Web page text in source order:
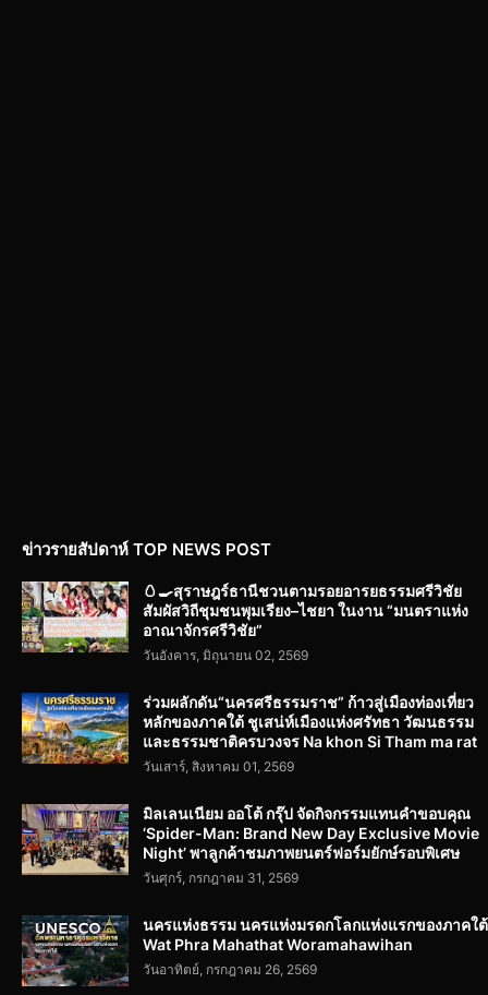
ข่าวรายสัปดาห์ TOP NEWS POST
🥚🍳สุราษฎร์ธานีชวนตามรอยอารยธรรมศรีวิชัย
สัมผัสวิถีชุมชนพุมเรียง–ไชยา ในงาน “มนตราแห่ง
อาณาจักรศรีวิชัย”
วันอังคาร, มิถุนายน 02, 2569
ร่วมผลักดัน“นครศรีธรรมราช” ก้าวสู่เมืองท่องเที่ยว
หลักของภาคใต้ ชูเสน่ห์เมืองแห่งศรัทธา วัฒนธรรม
และธรรมชาติครบวงจร Na khon Si Tham ma rat
วันเสาร์, สิงหาคม 01, 2569
มิลเลนเนียม ออโต้ กรุ๊ป จัดกิจกรรมแทนคำขอบคุณ
‘Spider-Man: Brand New Day Exclusive Movie
Night’ พาลูกค้าชมภาพยนตร์ฟอร์มยักษ์รอบพิเศษ
วันศุกร์, กรกฎาคม 31, 2569
นครแห่งธรรม นครแห่งมรดกโลกแห่งแรกของภาคใต้
Wat Phra Mahathat Woramahawihan
วันอาทิตย์, กรกฎาคม 26, 2569